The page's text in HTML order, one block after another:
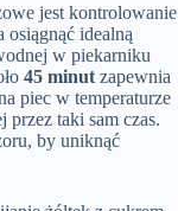
jest kontrolowanie
idealną
w piekarniku
45 minut zapewnia
piec w temperaturze
przez taki sam czas.
by uniknąć